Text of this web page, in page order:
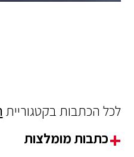
לכל הכתבות בקטגוריית
כתבות מומלצות